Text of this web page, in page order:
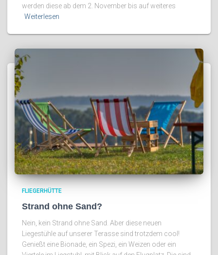
werden diese ab dem 2. November bis auf weiteres
Weiterlesen
FLIEGERHÜTTE
Strand ohne Sand?
Nein, kein Strand ohne Sand. Aber diese neuen
Liegestühle auf unserer Terasse sind trotzdem cool!
Genießt eine Bionade, ein Spezi, ein Weizen oder ein